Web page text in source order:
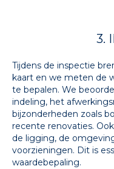
3.
Tijdens de inspectie
kaart en we meten de
te bepalen. We
indeling, het
bijzonderheden zoals
recente renovaties.
de ligging, de
voorzieningen. Dit is
waardebepaling.